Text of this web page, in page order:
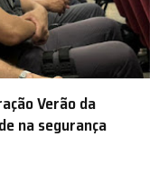
Verão da
na segurança